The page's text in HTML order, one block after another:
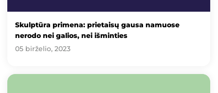
Skulptūra primena: prietaisų gausa namuose
nerodo nei galios, nei išminties
05 birželio, 2023